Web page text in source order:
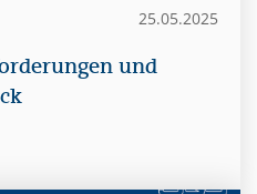
25.05.2025
und